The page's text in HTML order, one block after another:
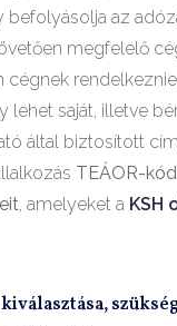
befolyásolja az
megfelelő
cégnek
lehet saját, illetve
által biztosított
TEÁOR-
, amelyeket a KSH